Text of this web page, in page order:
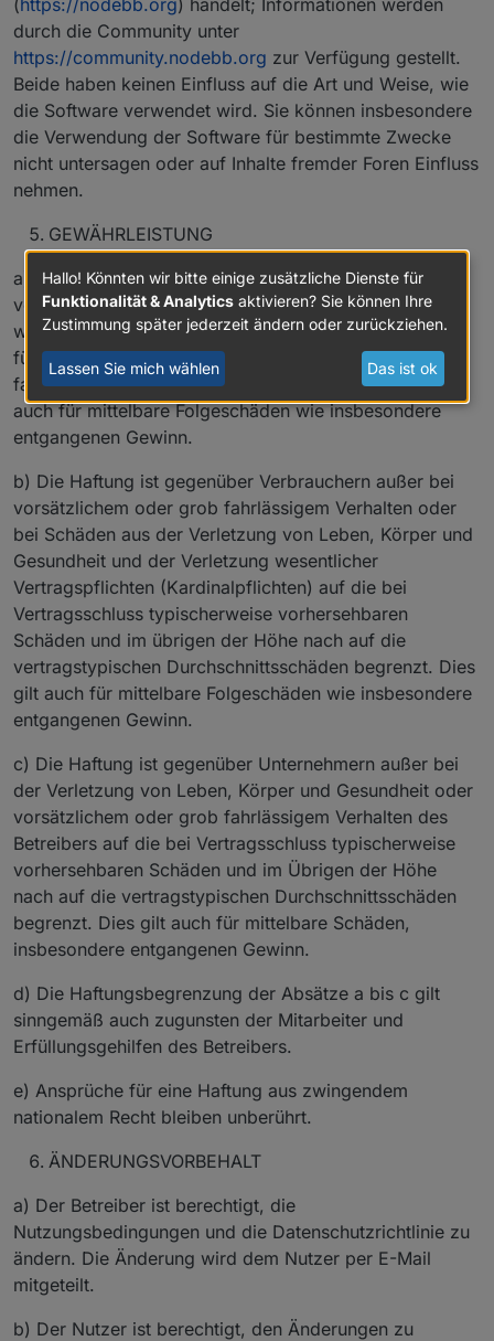
( https://nodebb.org) handelt; Informationen werden
durch die Community unter
https://community.nodebb.org zur Verfügung gestellt.
Beide haben keinen Einfluss auf die Art und Weise, wie
die Software verwendet wird. Sie können insbesondere
die Verwendung der Software für bestimmte Zwecke
nicht untersagen oder auf Inhalte fremder Foren Einfluss
nehmen.
GEWÄHRLEISTUNG
a) Der Betreiber haftet mit Ausnahme der Verletzung
von Leben, Körper und Gesundheit und der Verletzung
wesentlicher Vertragspflichten (Kardinalpflichten) nur
für Schäden, die auf ein vorsätzliches oder grob
fahrlässiges Verhalten zurückzuführen sind. Dies gilt
auch für mittelbare Folgeschäden wie insbesondere
entgangenen Gewinn.
b) Die Haftung ist gegenüber Verbrauchern außer bei
vorsätzlichem oder grob fahrlässigem Verhalten oder
bei Schäden aus der Verletzung von Leben, Körper und
Gesundheit und der Verletzung wesentlicher
Vertragspflichten (Kardinalpflichten) auf die bei
Vertragsschluss typischerweise vorhersehbaren
Schäden und im übrigen der Höhe nach auf die
vertragstypischen Durchschnittsschäden begrenzt. Dies
gilt auch für mittelbare Folgeschäden wie insbesondere
entgangenen Gewinn.
c) Die Haftung ist gegenüber Unternehmern außer bei
der Verletzung von Leben, Körper und Gesundheit oder
vorsätzlichem oder grob fahrlässigem Verhalten des
Betreibers auf die bei Vertragsschluss typischerweise
vorhersehbaren Schäden und im Übrigen der Höhe
nach auf die vertragstypischen Durchschnittsschäden
begrenzt. Dies gilt auch für mittelbare Schäden,
insbesondere entgangenen Gewinn.
d) Die Haftungsbegrenzung der Absätze a bis c gilt
sinngemäß auch zugunsten der Mitarbeiter und
Erfüllungsgehilfen des Betreibers.
e) Ansprüche für eine Haftung aus zwingendem
nationalem Recht bleiben unberührt.
ÄNDERUNGSVORBEHALT
a) Der Betreiber ist berechtigt, die
Nutzungsbedingungen und die Datenschutzrichtlinie zu
ändern. Die Änderung wird dem Nutzer per E-Mail
mitgeteilt.
b) Der Nutzer ist berechtigt, den Änderungen zu
Hallo! Könnten wir bitte einige zusätzliche Dienste für
Funktionalität & Analytics aktivieren? Sie können Ihre
Zustimmung später jederzeit ändern oder zurückziehen.
Lassen Sie mich wählen Das ist ok